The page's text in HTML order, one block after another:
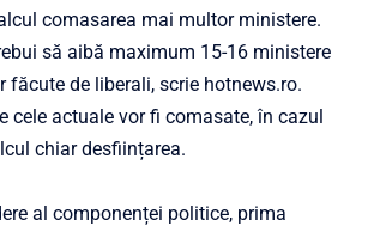
comasarea mai multor ministere.
să aibă maximum 15-16 ministere
făcute de liberali, scrie hotnews.ro.
cele actuale vor fi comasate, în cazul
chiar desființarea.
al componenței politice, prima